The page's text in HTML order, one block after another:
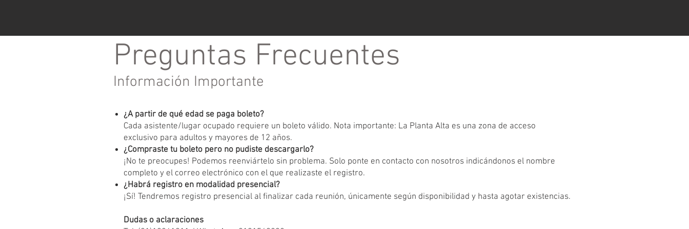
Preguntas Frecuentes
Información Importante
¿A partir de qué edad se paga boleto?
Cada asistente/lugar ocupado requiere un boleto válido. Nota importante: La Planta Alta es una zona de acceso
exclusivo para adultos y mayores de 12 años.
¿Compraste tu boleto pero no pudiste descargarlo?
¡No te preocupes! Podemos reenviártelo sin problema. Solo ponte en contacto con nosotros indicándonos el nombre
completo y el correo electrónico con el que realizaste el registro.
¿Habrá registro en modalidad presencial?
¡Sí! Tendremos registro presencial al finalizar cada reunión, únicamente según disponibilidad y hasta agotar existencias.
Dudas o aclaraciones